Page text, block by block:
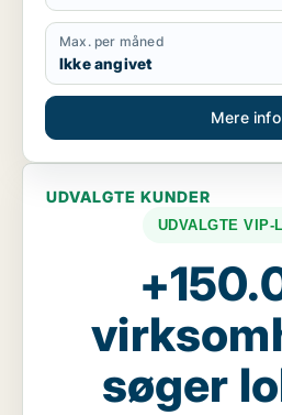
Max. per måned
Ikke angivet
Mere info
UDVALGTE KUNDER
UDVALGTE VIP-
søger